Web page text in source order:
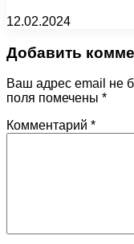
12.02.2024
Добавить
Ваш адрес email не
поля помечены *
Комментарий *